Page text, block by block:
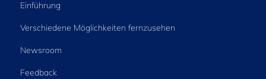
Einführung
Verschiedene Möglichkeiten fernzusehen
Newsroom
Feedback